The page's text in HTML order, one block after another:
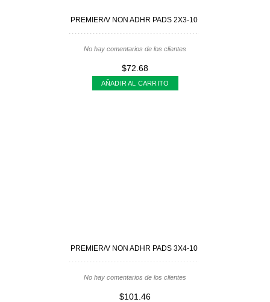
PREMIER/V NON ADHR PADS 2X3-10
No hay comentarios de los clientes
$72.68
AÑADIR AL CARRITO
PREMIER/V NON ADHR PADS 3X4-10
No hay comentarios de los clientes
$101.46